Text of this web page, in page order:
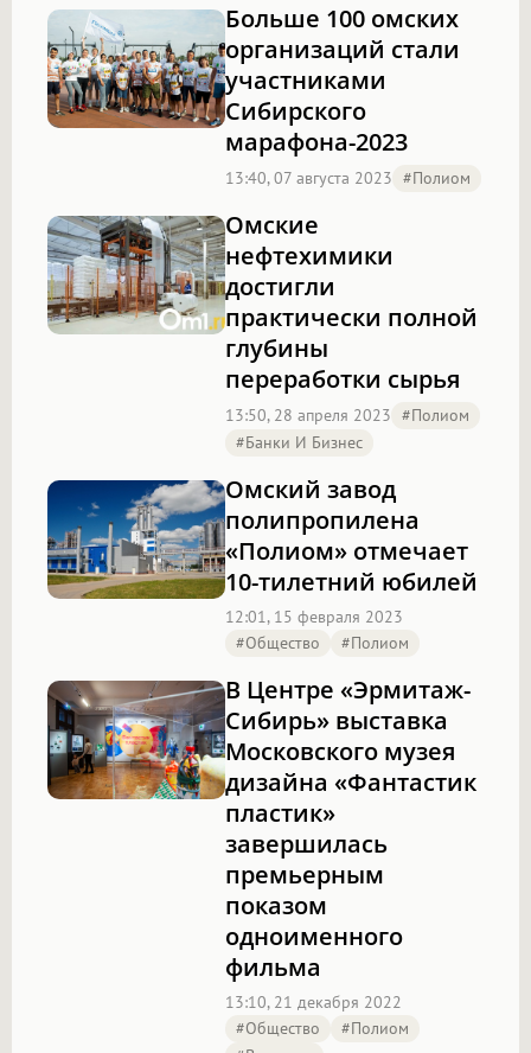
Больше 100 омских
организаций стали
участниками
Сибирского
марафона-2023
13:40, 07 августа 2023 #полиом
Омские
нефтехимики
достигли
практически полной
глубины
переработки сырья
13:50, 28 апреля 2023 #полиом
#Банки И Бизнес
Омский завод
полипропилена
«Полиом» отмечает
10-тилетний юбилей
12:01, 15 февраля 2023
#Общество
#полиом
В Центре «Эрмитаж-
Сибирь» выставка
Московского музея
дизайна «Фантастик
пластик»
завершилась
премьерным
показом
одноименного
фильма
13:10, 21 декабря 2022
#Общество
#полиом